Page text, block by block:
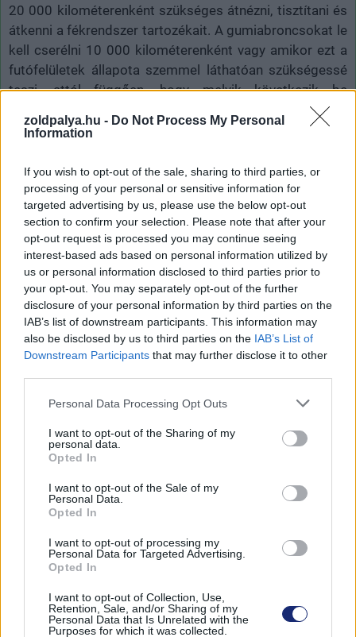
zoldpalya.hu - Do Not Process My Personal
Information
If you wish to opt-out of the sale, sharing to third parties, or
processing of your personal or sensitive information for
targeted advertising by us, please use the below opt-out
section to confirm your selection. Please note that after your
opt-out request is processed you may continue seeing
interest-based ads based on personal information utilized by
us or personal information disclosed to third parties prior to
your opt-out. You may separately opt-out of the further
disclosure of your personal information by third parties on the
IAB’s list of downstream participants. This information may
also be disclosed by us to third parties on the IAB’s List of
Downstream Participants that may further disclose it to other
Please note that this website/app uses one or more Google
not limited to your visit or usage behaviour. You may click to
grant or deny consent to Google and its third-party tags to
use your data for below specified purposes in below Google
consent section.
Personal Data Processing Opt Outs
I want to opt-out of the Sharing of my
personal data.
Opted In
I want to opt-out of the Sale of my
Personal Data.
Opted In
I want to opt-out of processing my
Personal Data for Targeted Advertising.
Opted In
I want to opt-out of Collection, Use,
Retention, Sale, and/or Sharing of my
Personal Data that Is Unrelated with the
Purposes for which it was collected.
20 000 kilométerenként szükséges átnézni, tisztítani és
átkenni a fékrendszer tartozékait. A gumiabroncsokat le
kell cserélni 10 000 kilométerenként vagy amikor ezt a
futófelületek állapota szemmel láthatóan szükségessé
teszi, attól függően, hogy melyik következik be
Ezek az idő múlásával és a folyamatos használat során
szépen lassan épülnek le, mely folyamat során elveszítik
kapacitásukat, vagyis a töltés megtartására irányuló
képességüket. Ez a régi EV-knél jelent leginkább
problémát, melyek alig rendelkeztek 100 kilométernél
hosszabb hatótávval. Az új típusok esetében ez jóval
később jelent igazán problémát.
Szóval az egyszerűbb karbantartás másféle
gondoskodást igényel, de elhanyagolni ezeket sem
érdemes. Különösen akkor nem, ha autótulajdonosként
ha a karbantartás hiánya miatt tönkremenő autónkat a
várható élettartam letelte előtt sokkal korábban ki kell
cserélnünk egy újra, ott vagyunk, ahol a part szakad.
#karbantartás